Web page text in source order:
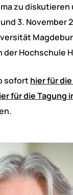
zu
3. November
der Hochschule
sofort hier für
für die Tagung